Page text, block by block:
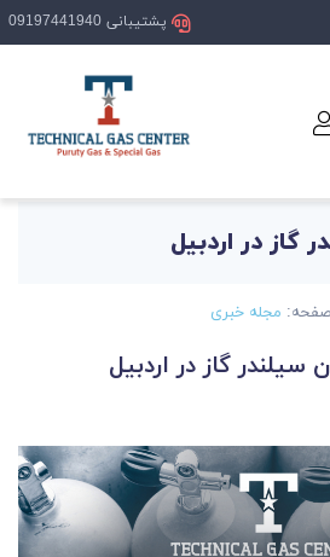
گاز در اردبیل
صفحه: مجله خبری
سیلندر گاز در اردبیل
پشتیبانی 09197441940